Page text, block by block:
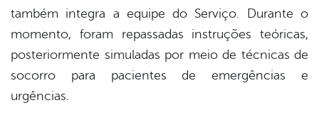
também integra a equipe do Serviço. Durante o
momento, foram repassadas instruções teóricas,
posteriormente simuladas por meio de técnicas de
socorro para pacientes de emergências e
urgências.